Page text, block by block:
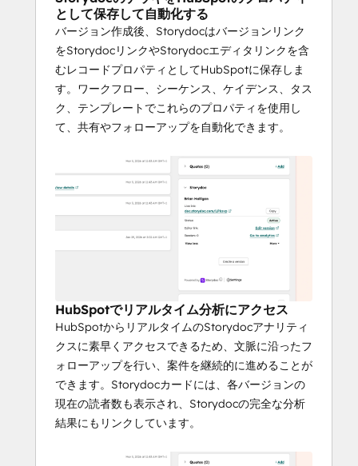
セールス、アカウントベースセールス
HubSpotのレコードから作成された案
件固有の提案書
ワークフローやシーケンスでStorydoc
リンクプロパティを使用した自動フォ
ローアップ
関係者のエンゲージメントを可視化す
し、案件リスクを低減
として保存して自動化する
バージョン作成後、Storydocはバージョンリンク
をStorydocリンクやStorydocエディタリンクを含
むレコードプロパティとしてHubSpotに保存しま
す。ワークフロー、シーケンス、ケイデンス、タス
ク、テンプレートでこれらのプロパティを使用し
て、共有やフォローアップを自動化できます。
HubSpotでリアルタイム分析にアクセス
HubSpotからリアルタイムのStorydocアナリティ
クスに素早くアクセスできるため、文脈に沿ったフ
ォローアップを行い、案件を継続的に進めることが
できます。Storydocカードには、各バージョンの
現在の読者数も表示され、Storydocの完全な分析
結果にもリンクしています。